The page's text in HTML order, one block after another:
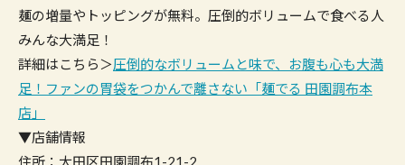
麺の増量やトッピングが無料。圧倒的ボリュームで食べる人
みんな大満足！
詳細はこちら＞圧倒的なボリュームと味で、お腹も心も大満
足！ファンの胃袋をつかんで離さない「麺でる 田園調布本
店」
▼店舗情報
住所：大田区田園調布1-21-2